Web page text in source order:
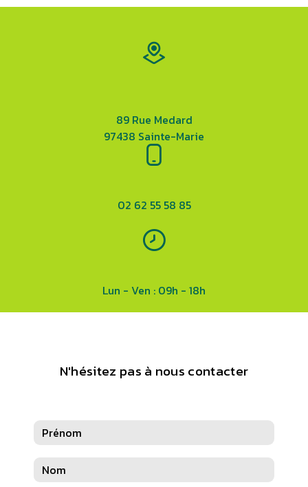
89 Rue Medard
97438 Sainte-Marie
02 62 55 58 85
Lun - Ven : 09h - 18h
N'hésitez pas à nous contacter